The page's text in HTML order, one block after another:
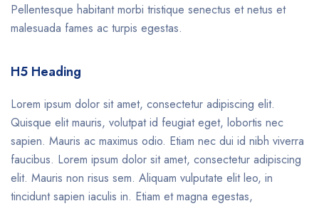
Pellentesque habitant morbi tristique senectus et netus et
malesuada fames ac turpis egestas.
H5 Heading
Lorem ipsum dolor sit amet, consectetur adipiscing elit.
Quisque elit mauris, volutpat id feugiat eget, lobortis nec
sapien. Mauris ac maximus odio. Etiam nec dui id nibh viverra
faucibus. Lorem ipsum dolor sit amet, consectetur adipiscing
elit. Mauris non risus sem. Aliquam vulputate elit leo, in
tincidunt sapien iaculis in. Etiam et magna egestas,